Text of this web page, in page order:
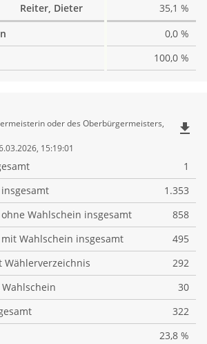
Reiter, Dieter
35,1 %
0,0 %
100,0 %
oder des Oberbürgermeisters,
15:19:01
file_download
1
1.353
Wahlschein insgesamt
858
Wahlschein insgesamt
495
292
30
322
23,8 %